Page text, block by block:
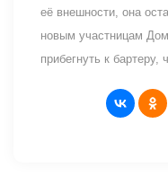
её внешности, она
новым участницам
прибегнуть к